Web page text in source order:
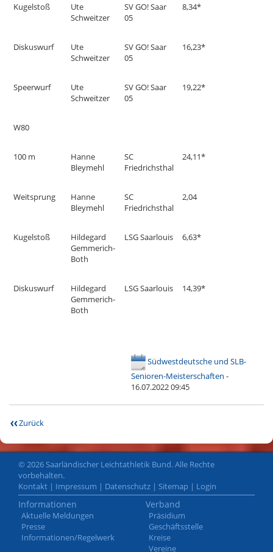
Kugelstoß
Ute
Schweitzer
SV GO! Saar
05
8,34*
Diskuswurf
Ute
Schweitzer
SV GO! Saar
05
16,23*
Speerwurf
Ute
Schweitzer
SV GO! Saar
05
19,22*
W80
100 m
Hanne
Bleymehl
SC
Friedrichsthal
24,11*
Weitsprung
Hanne
Bleymehl
SC
Friedrichsthal
2,04
Kugelstoß
Hildegard
Gemmerich-
Both
LSG Saarlouis 6,63*
Diskuswurf
Hildegard
Gemmerich-
Both
LSG Saarlouis 14,39*
Südwestdeutsche und SLB-
Senioren-Meisterschaften -
16.07.2022 09:45
Zurück
© 2026 Saarländischer Leichtathletik Bund. Alle Rechte
vorbehalten.
Kontakt | Impressum | Datenschutz | Sitemap | Login
Informationen
Aktuelle Meldungen
Presse
Informationen/Regelwerk
Verband
Präsidium
Geschäftsstelle
Kreise
Vereine